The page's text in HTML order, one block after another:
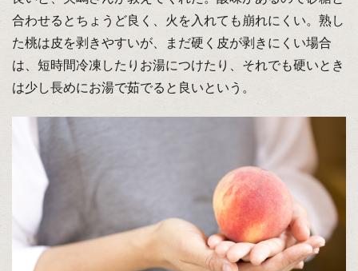
合わせるとちょうど良く、火を入れても崩れにくい。熟し
た桃は皮を剥きやすいが、まだ硬く皮が剥きにくい場合
は、短時間冷凍したりお湯につけたり、それでも硬いとき
は少し長めにお湯で茹でると良いという。